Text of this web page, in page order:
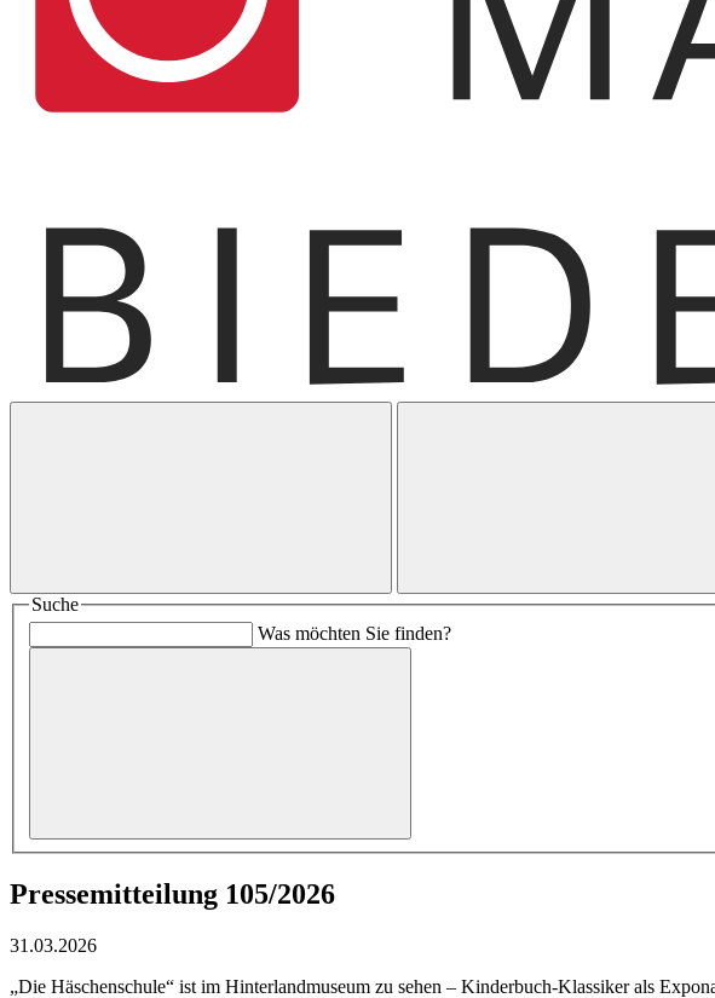
Suche
Was möchten Sie finden?
Pressemitteilung 105/2026
31.03.2026
„Die Häschenschule“ ist im Hinterlandmuseum zu sehen – Kinderbuch-Klassiker als